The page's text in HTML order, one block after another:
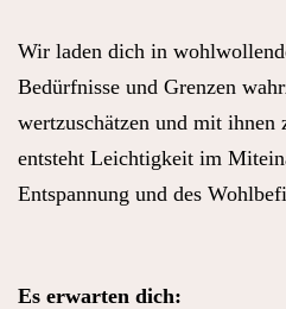
Wir laden dich in
Bedürfnisse und Grenzen
wertzuschätzen und mit ihnen
entsteht Leichtigkeit im
Entspannung und des
Es erwarten dich: